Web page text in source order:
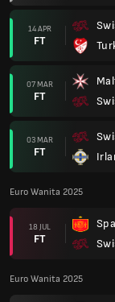
14 APR
FT
07 MAR
FT
03 MAR
FT
Euro Wanita 2025
18 JUL
FT
Euro Wanita 2025